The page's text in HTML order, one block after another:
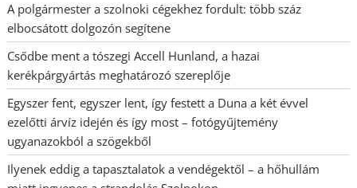
A polgármester a szolnoki cégekhez fordult: több száz
elbocsátott dolgozón segítene
Csődbe ment a tószegi Accell Hunland, a hazai
kerékpárgyártás meghatározó szereplője
Egyszer fent, egyszer lent, így festett a Duna a két évvel
ezelőtti árvíz idején és így most – fotógyűjtemény
ugyanazokból a szögekből
Ilyenek eddig a tapasztalatok a vendégektől – a hőhullám